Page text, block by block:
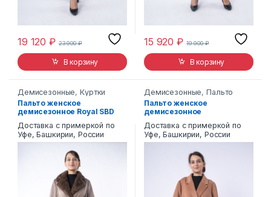
19 120₽ 23 900₽
В корзину
15 920₽ 19 900₽
В корзину
Демисезонные,Куртки
текстиль,Пальто
Пальто женское
демисезонное Royal SBD
Доставка с примеркой по
Уфе, Башкирии, России
Демисезонные,Пальто
Пальто женское
демисезонное
Доставка с примеркой по
Уфе, Башкирии, России